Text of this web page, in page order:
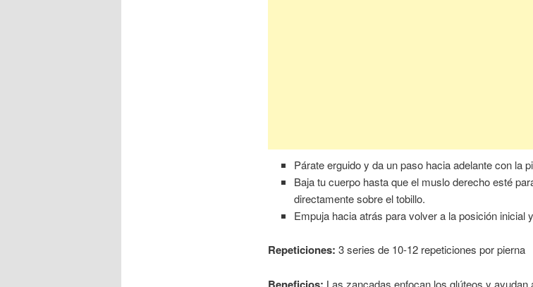
Párate erguido y da un paso hacia adelante con la
Baja tu cuerpo hasta que el muslo derecho esté
directamente sobre el tobillo.
Empuja hacia atrás para volver a la posición inicial
Repeticiones: 3 series de 10-12 repeticiones por pierna
Las zancadas enfocan los glúteos y ayudan